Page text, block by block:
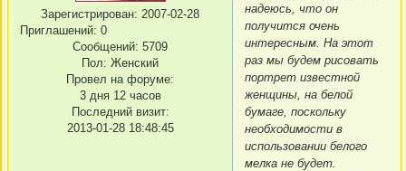
Зарегистрирован: 2007-02-28
Приглашений: 0
Сообщений: 5709
Пол: Женский
Провел на форуме:
3 дня 12 часов
Последний визит:
2013-01-28 18:48:45
надеюсь, что он
получится очень
интересным. На этот
раз мы будем рисовать
портрет известной
женщины, на белой
бумаге, поскольку
необходимости в
использовании белого
мелка не будет.